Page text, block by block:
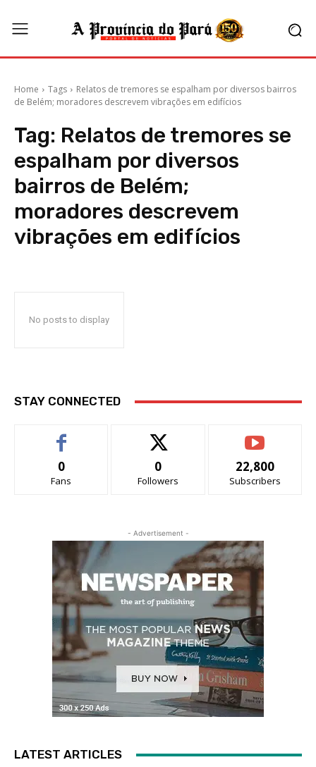
Home Tags
Relatos de tremores se espalham por diversos bairros
de Belém; moradores descrevem vibrações em edifícios
Tag: Relatos de tremores se
espalham por diversos
bairros de Belém;
moradores descrevem
vibrações em edifícios
No posts to display
STAY CONNECTED
0
Fans
0
Followers
22,800
Subscribers
- Advertisement -
LATEST ARTICLES